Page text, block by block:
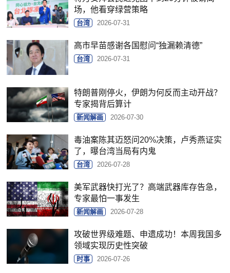
场，他看穿绿营策略
台湾 2026-07-31
高市早苗感谢各国慰问“独漏赖清德”
台湾 2026-07-31
特朗普刚停火，伊朗为何反而主动开战？
专家揭背后算计
新闻解画 2026-07-30
毒油案陈其迈怒问20%决策，卢秀燕证实
了，曝台湾当局有内鬼
台湾 2026-07-28
美军武器快打光了？高端武器库存告急，
专家最怕一事发生
新闻解画 2026-07-28
攻破世界级难题、申遗成功！本周我国多
领域实现历史性突破
时事 2026-07-26